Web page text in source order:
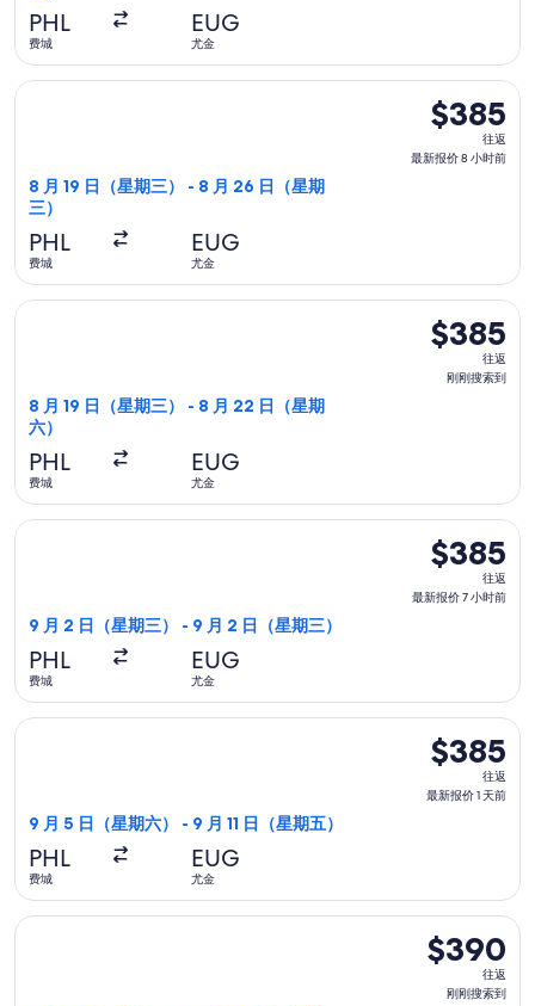
6
前
PHL
费城
EUG
尤金
$385
往
返,
8
时
$385
往返
最新报价 8 小时前
8 月 19 日（星期三） - 8 月 26 日（星期
三）
PHL
费城
EUG
尤金
选择美國西南航空航班，8 月 19 日（星期三）从费城前往尤
$385
往
返,
到
$385
往返
刚刚搜索到
8 月 19 日（星期三） - 8 月 22 日（星期
六）
PHL
费城
EUG
尤金
选择联合航空航班，8 月 19 日（星期三）从费城前往尤金，
$385
往
返,
价
小
前
$385
往返
最新报价 7 小时前
9 月 2 日（星期三） - 9 月 2 日（星期三）
PHL
费城
EUG
尤金
选择达美航空航班，9 月 2 日（星期三）从费城前往尤金，9
$385
往
返,
价
天
$385
往返
最新报价 1 天前
9 月 5 日（星期六） - 9 月 11 日（星期五）
PHL
费城
EUG
尤金
选择美国航空航班，9 月 5 日（星期六）从费城前往尤金，9
$390
往
返,
$390
往返
刚刚搜索到
选择联合航空航班，8 月 19 日（星期三）从费城前往尤金，